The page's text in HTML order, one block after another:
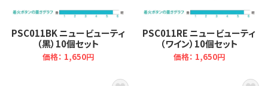
PSC011BK ニュービューティ
（黒）10個セット
価格： 1,650円
PSC011RE ニュービューティ
（ワイン）10個セット
価格： 1,650円